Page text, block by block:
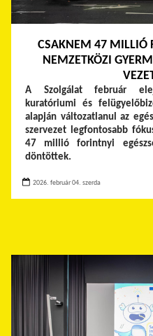
CSAKNEM 47 MILLIÓ
NEMZETKÖZI
A Szolgálat február
kuratóriumi és
alapján változatlanul az
szervezet legfontosabb
47 millió forintnyi
döntöttek.
2026. február 04. szerda